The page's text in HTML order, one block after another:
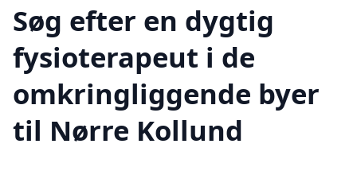
Søg efter en dygtig
fysioterapeut i de
omkringliggende byer
til Nørre Kollund